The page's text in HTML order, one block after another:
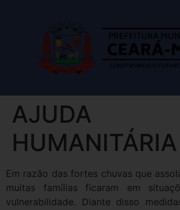
AJUDA
HUMANITÁRIA
Em razão das fortes chuvas que
muitas famílias ficaram em
vulnerabilidade. Diante disso